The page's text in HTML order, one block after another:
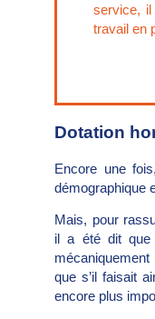
service,
travail en
Dotation
Encore une
démographique
Mais, pour
il a été dit que
que s’il faisait
encore plus